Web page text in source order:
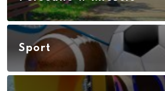
Sport